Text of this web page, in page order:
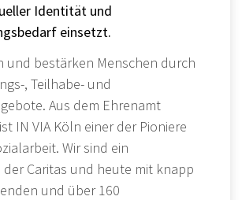
Identität und
einsetzt.
und bestärken Menschen durch
, Teilhabe- und
Aus dem Ehrenamt
IN VIA Köln einer der Pioniere
Wir sind ein
der Caritas und heute mit knapp
und über 160